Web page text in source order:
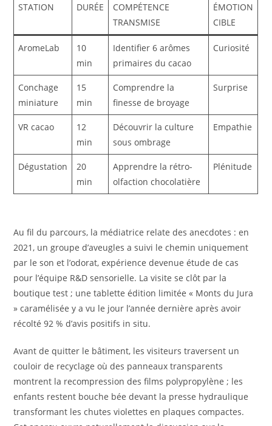
STATION DURÉE
COMPÉTENCE
TRANSMISE
ÉMOTION
CIBLE
AromeLab
10
min
Identifier 6 arômes
primaires du cacao
Curiosité
Conchage
miniature
15
min
Comprendre la
finesse de broyage
Surprise
VR cacao
12
min
Découvrir la culture
sous ombrage
Empathie
Dégustation
20
min
Apprendre la rétro-
olfaction chocolatière
Plénitude
Au fil du parcours, la médiatrice relate des anecdotes : en
2021, un groupe d’aveugles a suivi le chemin uniquement
par le son et l’odorat, expérience devenue étude de cas
pour l’équipe R&D sensorielle. La visite se clôt par la
boutique test ; une tablette édition limitée « Monts du Jura
» caramélisée y a vu le jour l’année dernière après avoir
récolté 92 % d’avis positifs in situ.
Avant de quitter le bâtiment, les visiteurs traversent un
couloir de recyclage où des panneaux transparents
montrent la recompression des films polypropylène ; les
enfants restent bouche bée devant la presse hydraulique
transformant les chutes violettes en plaques compactes.